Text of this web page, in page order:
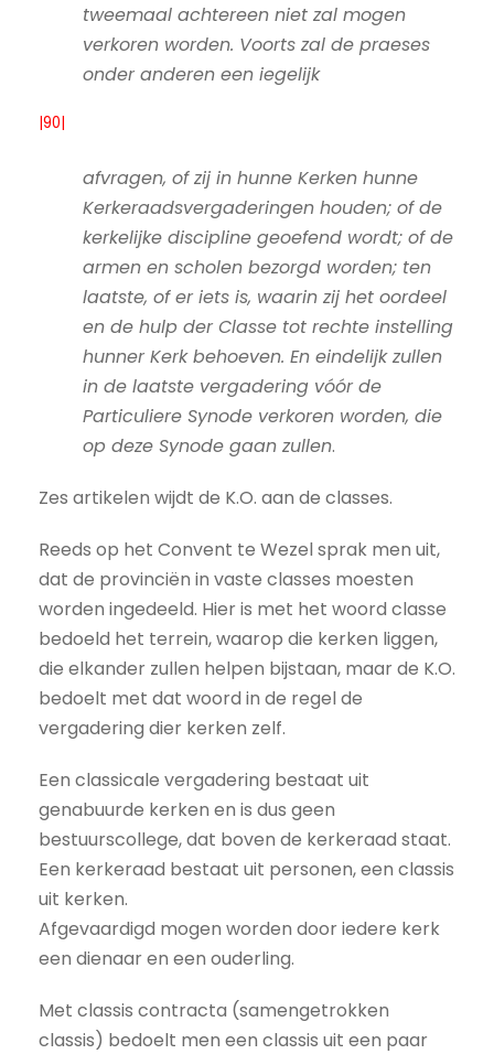
tweemaal achtereen niet zal mogen
verkoren worden. Voorts zal de praeses
onder anderen een iegelijk
|90|
afvragen, of zij in hunne Kerken hunne
Kerkeraadsvergaderingen houden; of de
kerkelijke discipline geoefend wordt; of de
armen en scholen bezorgd worden; ten
laatste, of er iets is, waarin zij het oordeel
en de hulp der Classe tot rechte instelling
hunner Kerk behoeven. En eindelijk zullen
in de laatste vergadering vóór de
Particuliere Synode verkoren worden, die
op deze Synode gaan zullen.
Zes artikelen wijdt de K.O. aan de classes.
Reeds op het Convent te Wezel sprak men uit,
dat de provinciën in vaste classes moesten
worden ingedeeld. Hier is met het woord classe
bedoeld het terrein, waarop die kerken liggen,
die elkander zullen helpen bijstaan, maar de K.O.
bedoelt met dat woord in de regel de
vergadering dier kerken zelf.
Een classicale vergadering bestaat uit
genabuurde kerken en is dus geen
bestuurscollege, dat boven de kerkeraad staat.
Een kerkeraad bestaat uit personen, een classis
uit kerken.
Afgevaardigd mogen worden door iedere kerk
een dienaar en een ouderling.
Met classis contracta (samengetrokken
classis) bedoelt men een classis uit een paar